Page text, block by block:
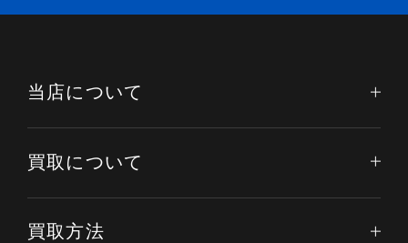
当店について
買取について
買取方法